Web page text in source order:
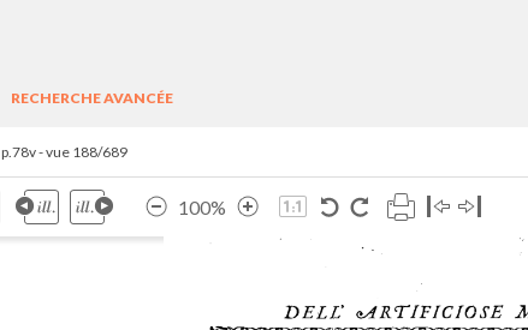
RECHERCHE AVANCÉE
p.78v - vue 188/689
100%